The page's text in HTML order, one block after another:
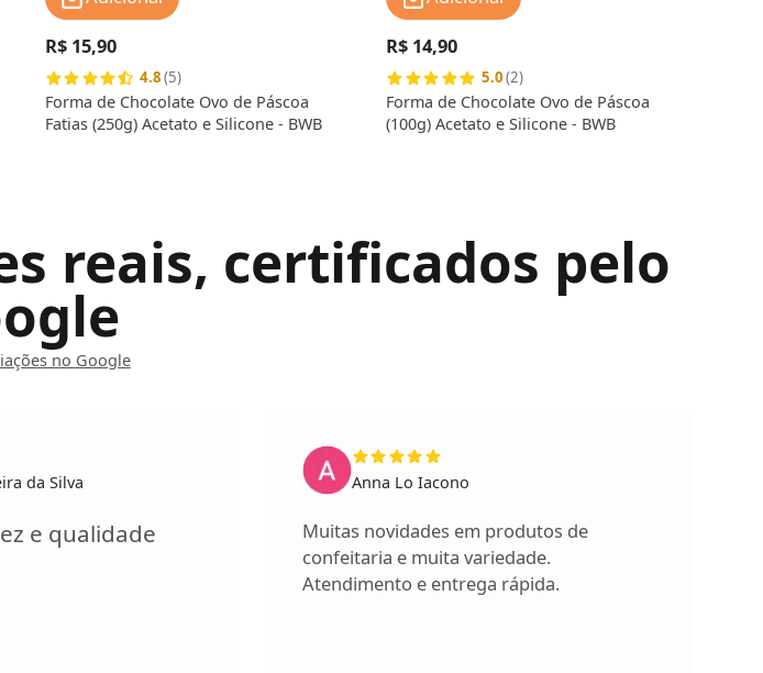
R$ 15,90
4.8(5)
Forma de Chocolate Ovo de Páscoa
Fatias (250g) Acetato e Silicone - BWB
R$ 14,90
5.0(2)
Forma de Chocolate Ovo de Páscoa
(100g) Acetato e Silicone - BWB
reais, certificados pelo
no Google
da Silva
e qualidade
Anna Lo Iacono
Muitas novidades em produtos de
confeitaria e muita variedade.
Atendimento e entrega rápida.